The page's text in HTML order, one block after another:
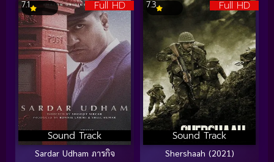
Full HD
Sound Track
7.1
Sardar Udham ภารกิจ
Full HD
Sound Track
7.3
Shershaah (2021)